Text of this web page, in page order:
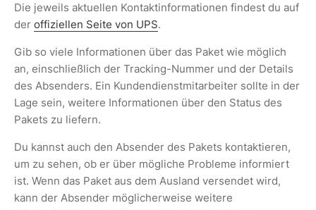
Die jeweils aktuellen Kontaktinformationen findest du auf
der offiziellen Seite von UPS.
Gib so viele Informationen über das Paket wie möglich
an, einschließlich der Tracking-Nummer und der Details
des Absenders. Ein Kundendienstmitarbeiter sollte in der
Lage sein, weitere Informationen über den Status des
Pakets zu liefern.
Du kannst auch den Absender des Pakets kontaktieren,
um zu sehen, ob er über mögliche Probleme informiert
ist. Wenn das Paket aus dem Ausland versendet wird,
kann der Absender möglicherweise weitere